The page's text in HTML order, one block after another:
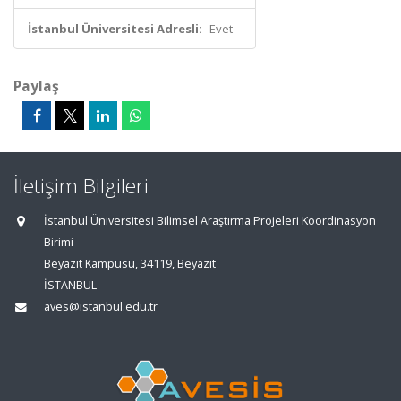
İstanbul Üniversitesi Adresli: Evet
Paylaş
İletişim Bilgileri
İstanbul Üniversitesi Bilimsel Araştırma Projeleri Koordinasyon
Birimi
Beyazıt Kampüsü, 34119, Beyazıt
İSTANBUL
aves@istanbul.edu.tr